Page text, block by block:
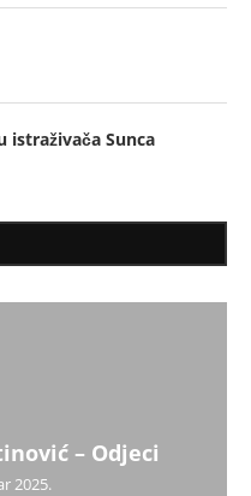
Sunca
– Odjeci
2025.